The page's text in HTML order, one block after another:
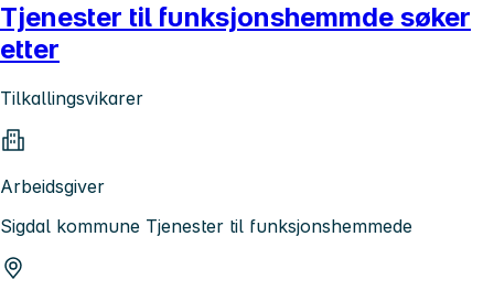
Tjenester til funksjonshemmde søker
etter
Tilkallingsvikarer
Arbeidsgiver
Sigdal kommune Tjenester til funksjonshemmede